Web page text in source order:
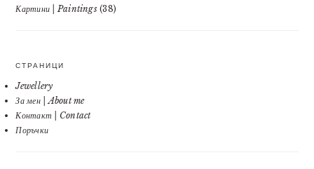
Картини | Paintings(38)
СТРАНИЦИ
Jewellery
За мен | About me
Контакт | Contact
Поръчки